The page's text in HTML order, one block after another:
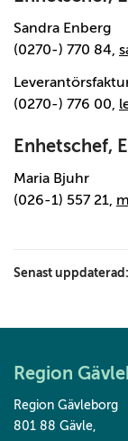
Sandra Enberg
(0270-) 770 84,
(0270-) 776 00,
Enhetschef,
Maria Bjuhr
(026-1) 557 21,
Senast uppdaterad:
Region
Region Gävleborg
801 88 Gävle,